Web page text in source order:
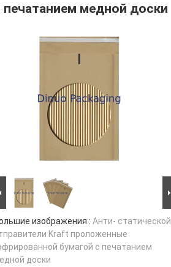
печатанием медной доски
изображения : Анти- статической
Kraft проложенные
бумагой с печатанием
доски